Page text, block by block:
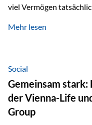
viel Vermögen
Beispiel verdeutlicht
hinzukommen, spielt
steuerliche Effekte
Mehr lesen
Social
Gemeinsam stark:
der Vienna-Life
Group